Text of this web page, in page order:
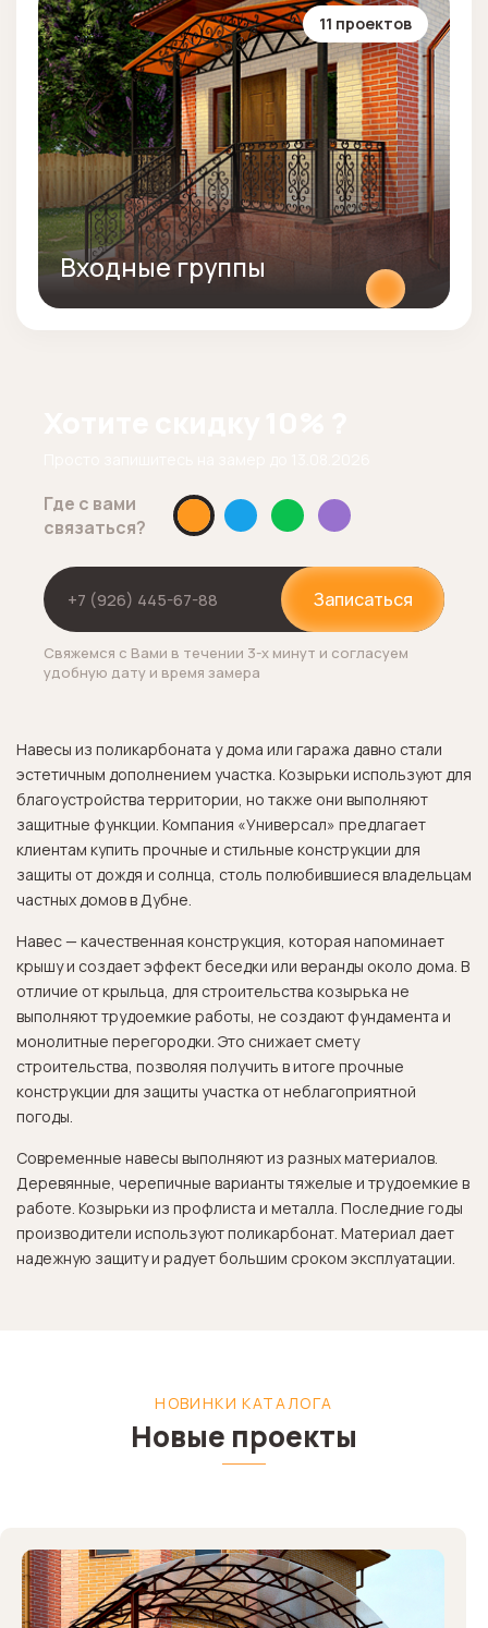
11 проектов
Входные группы
Где с вами
связаться?
Записаться
Свяжемся с Вами в течении 3-х минут и согласуем
удобную дату и время замера
Навесы из поликарбоната у дома или гаража давно стали
эстетичным дополнением участка. Козырьки используют для
благоустройства территории, но также они выполняют
защитные функции. Компания «Универсал» предлагает
клиентам купить прочные и стильные конструкции для
защиты от дождя и солнца, столь полюбившиеся владельцам
частных домов в Дубне.
Навес — качественная конструкция, которая напоминает
крышу и создает эффект беседки или веранды около дома. В
отличие от крыльца, для строительства козырька не
выполняют трудоемкие работы, не создают фундамента и
монолитные перегородки. Это снижает смету
строительства, позволяя получить в итоге прочные
конструкции для защиты участка от неблагоприятной
погоды.
Современные навесы выполняют из разных материалов.
Деревянные, черепичные варианты тяжелые и трудоемкие в
работе. Козырьки из профлиста и металла. Последние годы
производители используют поликарбонат. Материал дает
надежную защиту и радует большим сроком эксплуатации.
НОВИНКИ КАТАЛОГА
Новые проекты